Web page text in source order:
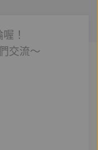
！
交流～